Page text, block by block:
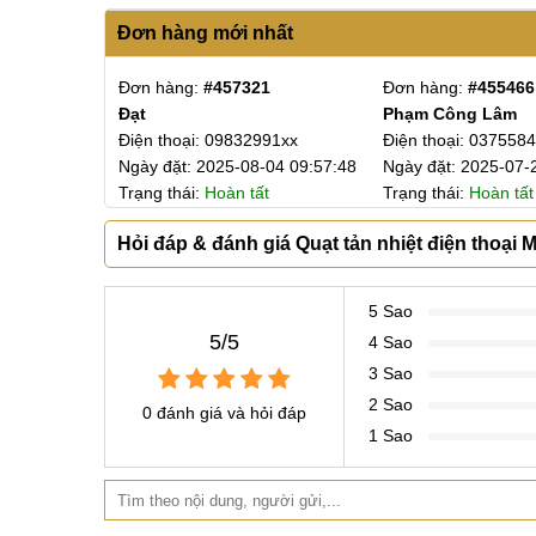
Quạt tản nhiệt MEMO DLA7 - Nâng
Hãy cùng MobileCity tìm hiểu thêm chi tiết về
nhiệt điện thoại MEMO DLA7 này nhé!
1. Thiết kế nhỏ gọn
Với kích thước nhỏ gọn chỉ 55,5mm x 80mm x
nghiệm thoải mái khi cầm nắm và chơi game
bạn tận hưởng những giờ phút giải trí mà không
2. LED Gaming cực đẹp
MEMO DLA7, chiếc quạt tản nhiệt sò lạnh đáng
bị đèn LED chuẩn Gaming, tạo nên hiệu ứng
Đơn hàng mới nhất
Đơn hàng: #457321
Đạt
Điện thoại: 09832991xx
Ngày đặt: 2025-08-04 09:57:48
Trạng thái: Hoàn tất
Đơn hàng:#455466
Phạm Công Lâm
Điện thoại:
Ngày đặt: 2025-07-
Trạng thái: Hoàn tất
Hỏi đáp & đánh giá Quạt tản nhiệt điện thoại
5/5
0 đánh giá và hỏi đáp
5 Sao
4 Sao
3 Sao
2 Sao
1 Sao